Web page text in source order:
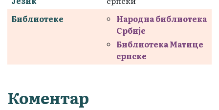
Библиотеке
Народна библиотека
Србије
Библиотека Матице
српске
Коментар